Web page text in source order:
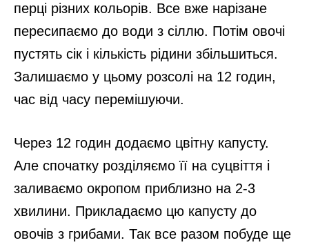
перці різних кольорів. Все вже нарізане
пересипаємо до води з сіллю. Потім овочі
пустять сік і кількість рідини збільшиться.
Залишаємо у цьому розсолі на 12 годин,
час від часу перемішуючи.
Через 12 годин додаємо цвітну капусту.
Але спочатку розділяємо її на суцвіття і
заливаємо окропом приблизно на 2-3
хвилини. Прикладаємо цю капусту до
овочів з грибами. Так все разом побуде ще